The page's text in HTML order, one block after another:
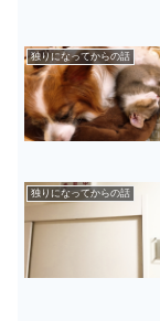
独りになってからの話
独りになってからの話